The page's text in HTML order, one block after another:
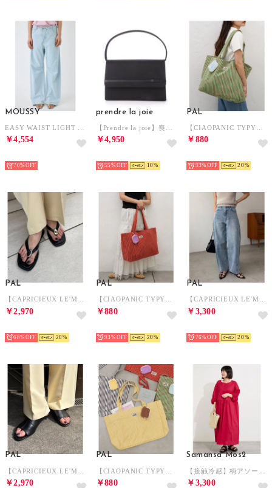
MOUSSY
￥4,554
70%
prendre la joie
￥4,950
55% 10
PAL
￥880
93% 20
PAL
【CAPRICIEUX LE'MAGE】モチーフセパレートトングサンダル （black）
￥2,970
68% 20
PAL
【CIAOPANIC TYPY】A4サイズ収納可能マルチストライプパイルトート （orange）
￥880
93% 20
PAL
【CAPRICIEUX LE'MAGE】ハイウエストカーブラインデニム （blue）
￥3,300
76% 20
PAL
￥2,970
PAL
￥880
Samansa Mos2
￥3,300